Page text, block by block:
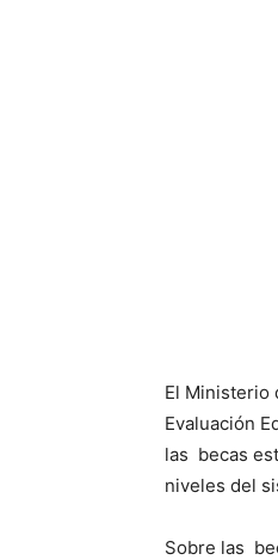
El Ministerio
Evaluación
las becas
niveles del
Sobre las